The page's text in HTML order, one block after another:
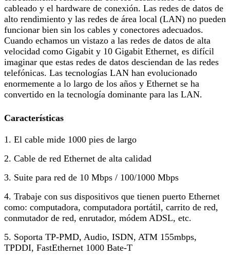
cableado y el hardware de conexión. Las redes de datos de
alto rendimiento y las redes de área local (LAN) no pueden
funcionar bien sin los cables y conectores adecuados.
Cuando echamos un vistazo a las redes de datos de alta
velocidad como Gigabit y 10 Gigabit Ethernet, es difícil
imaginar que estas redes de datos desciendan de las redes
telefónicas. Las tecnologías LAN han evolucionado
enormemente a lo largo de los años y Ethernet se ha
convertido en la tecnología dominante para las LAN.
Características
1. El cable mide 1000 pies de largo
2. Cable de red Ethernet de alta calidad
3. Suite para red de 10 Mbps / 100/1000 Mbps
4. Trabaje con sus dispositivos que tienen puerto Ethernet
como: computadora, computadora portátil, carrito de red,
conmutador de red, enrutador, módem ADSL, etc.
5. Soporta TP-PMD, Audio, ISDN, ATM 155mbps,
TPDDI, FastEthernet 1000 Bate-T